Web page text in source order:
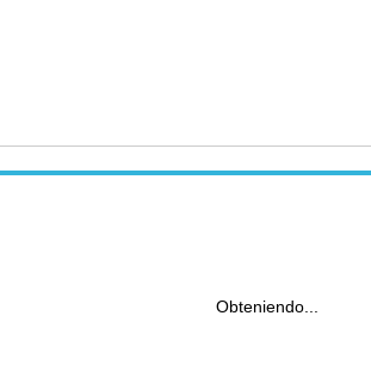
Obteniendo...